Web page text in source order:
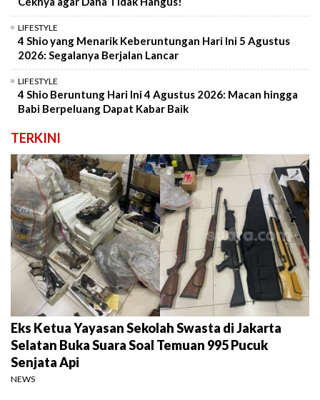
LIFESTYLE
4 Shio yang Menarik Keberuntungan Hari Ini 5 Agustus
2026: Segalanya Berjalan Lancar
LIFESTYLE
4 Shio Beruntung Hari Ini 4 Agustus 2026: Macan hingga
Babi Berpeluang Dapat Kabar Baik
TERKINI
Eks Ketua Yayasan Sekolah Swasta di Jakarta
Selatan Buka Suara Soal Temuan 995 Pucuk
Senjata Api
NEWS